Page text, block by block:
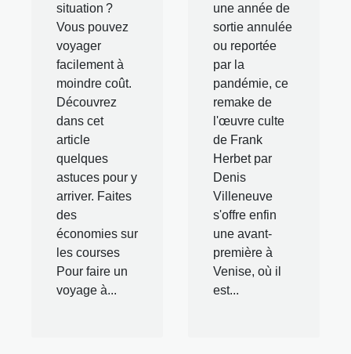
situation ?
Vous pouvez
voyager
facilement à
moindre coût.
Découvrez
dans cet
article
quelques
astuces pour y
arriver. Faites
des
économies sur
les courses
Pour faire un
voyage à...
une année de
sortie annulée
ou reportée
par la
pandémie, ce
remake de
l'œuvre culte
de Frank
Herbet par
Denis
Villeneuve
s'offre enfin
une avant-
première à
Venise, où il
est...